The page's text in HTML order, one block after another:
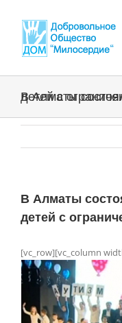
В Алматы состоялся концерт с
В Алматы
детей с
[vc_row][vc_column